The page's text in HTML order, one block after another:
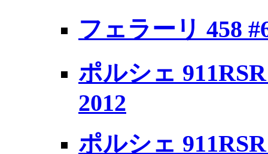
フェラーリ 458
ポルシェ
2012
ポルシェ